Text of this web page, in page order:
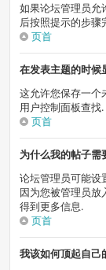
如果论坛管理员允
后按照提示的步骤
页首
在发表主题的时候
这允许您保存一个
用户控制面板查找.
页首
为什么我的帖子需
论坛管理员可能设
因为您被管理员放
得到更多信息.
页首
我该如何顶起自己